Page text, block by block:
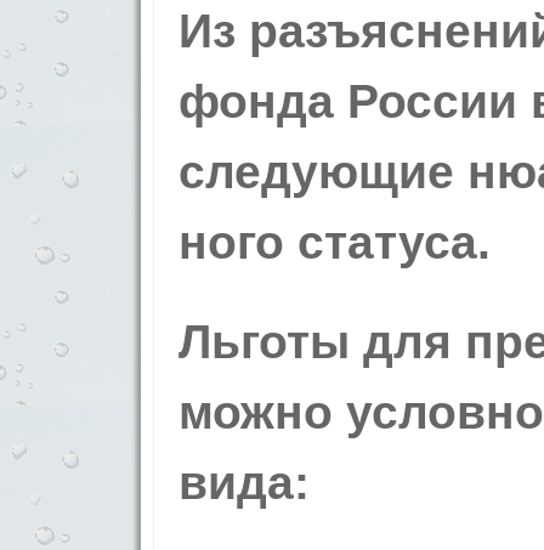
Из
фонда России
следующие
ного статуса.
Льготы для
можно
вида: